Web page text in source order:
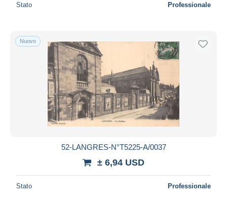
Stato Professionale
Nuovo
52-LANGRES-N°T5225-A/0037
± 6,94 USD
Stato Professionale